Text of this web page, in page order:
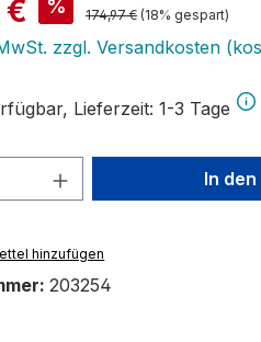
€ % Regulärer Preis:
174,97 € (18% gespart)
zzgl. Versandkosten
Lieferzeit: 1-3 Tage
Gib denIn
hinzufügen
203254